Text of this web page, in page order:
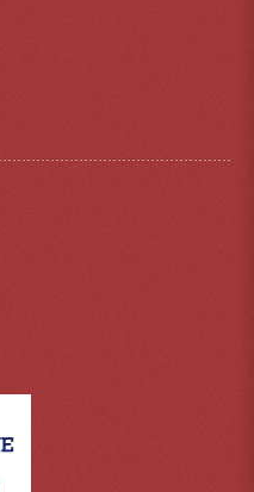
De Piste
Effets Disco
Light
DMX